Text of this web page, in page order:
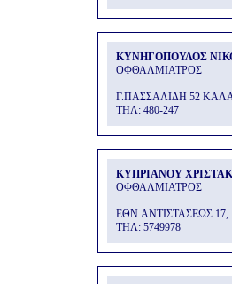
ΚΥΝΗΓΟΠΟΥΛΟΣ
ΟΦΘΑΛΜΙΑΤΡΟΣ
Γ.ΠΑΣΣΑΛΙΔΗ 52
THΛ: 480-247
ΚΥΠΡΙΑΝΟΥ
ΟΦΘΑΛΜΙΑΤΡΟΣ
ΕΘΝ.ΑΝΤΙΣΤΑΣΕΩΣ 17,
THΛ: 5749978